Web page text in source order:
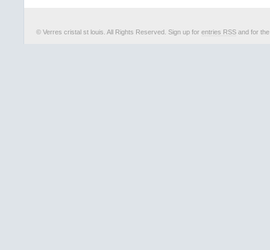
“le.vaisselier68″ et est localisé dans
© Verres cristal st louis. All Rights Reserved. Sign up for entries RSS and for